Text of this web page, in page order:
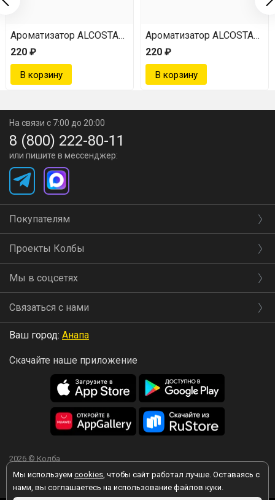
30 мл
Curacao Блю Кюрасао, 30 мл
Ароматизатор ALCOSTAR French Cognac Французский
220 ₽
Ароматизатор ALCOSTAR
220 ₽
Мы используем cookies, чтобы сайт работал лучше. Оставаясь с
нами, вы соглашаетесь на использование файлов куки.
На связи с 7:00 до 20:00
8 (800) 222-80-11
или пишите в мессенджер:
Покупателям
Проекты Колбы
Мы в соцсетях
Связаться с нами
Ваш город: Анапа
Скачайте наше приложение
2026 © Колба